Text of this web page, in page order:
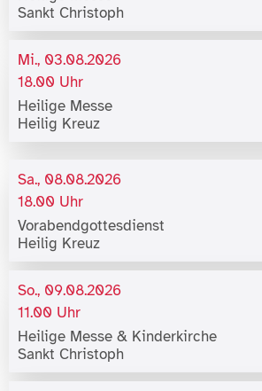
Sankt Christoph
Mi., 03.08.2026
18.00 Uhr
Heilige Messe
Heilig Kreuz
Sa., 08.08.2026
18.00 Uhr
Vorabendgottesdienst
Heilig Kreuz
So., 09.08.2026
11.00 Uhr
Heilige Messe & Kinderkirche
Sankt Christoph